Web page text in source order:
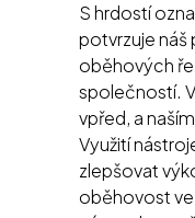
S hrdostí
potvrzuje náš
oběhových
společností.
vpřed, a
Využití
zlepšovat
oběhovost